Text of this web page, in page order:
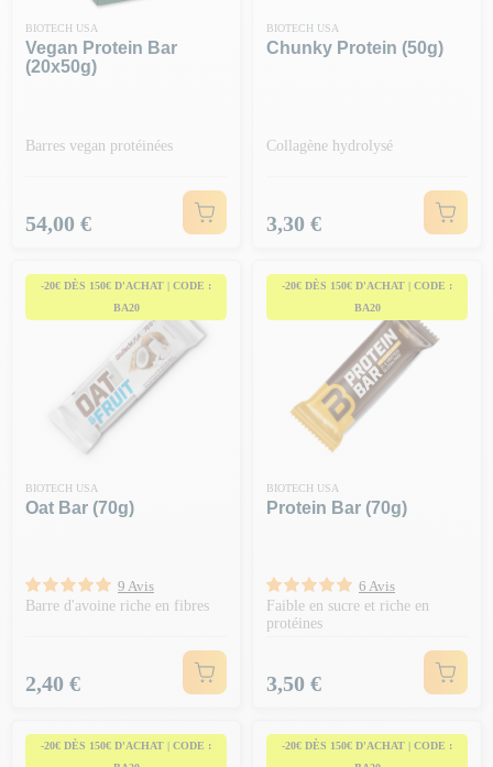
BIOTECH USA
Vegan Protein Bar
(20x50g)
Barres vegan protéinées
Prix
54,00 €
BIOTECH USA
Chunky Protein (50g)
Collagène hydrolysé
Prix
3,30 €
-20€ DÈS 150€ D'ACHAT | CODE :
BA20
BIOTECH USA
Oat Bar (70g)
9 Avis
Barre d'avoine riche en fibres
Prix
2,40 €
-20€ DÈS 150€ D'ACHAT | CODE :
BA20
BIOTECH USA
Protein Bar (70g)
6 Avis
Faible en sucre et riche en
protéines
Prix
3,50 €
-20€ DÈS 150€ D'ACHAT | CODE :
-20€ DÈS 150€ D'ACHAT | CODE :